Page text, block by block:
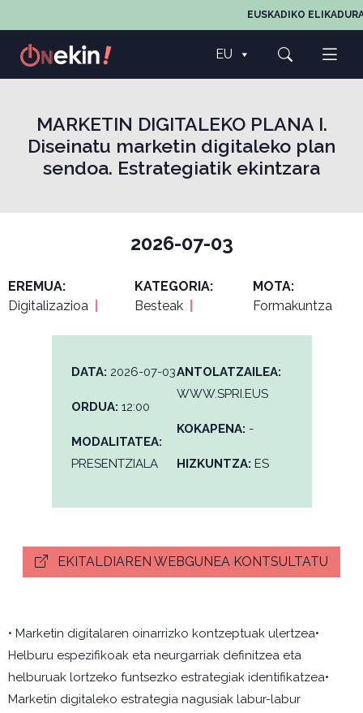
EUSKADIKO
EU
MARKETIN DIGITALEKO PLANA I.
Diseinatu marketin digitaleko plan
sendoa. Estrategiatik ekintzara
2026-07-03
EREMUA:
Digitalizazioa
KATEGORIA:
Besteak
MOTA:
Formakuntza
DATA: 2026-07-03
ORDUA: 12:00
MODALITATEA:
PRESENTZIALA
ANTOLATZAILEA:
WWW.SPRI.EUS
KOKAPENA: -
HIZKUNTZA: ES
EKITALDIAREN WEBGUNEA KONTSULTATU
• Marketin digitalaren oinarrizko kontzeptuak ulertzea•
Helburu espezifikoak eta neurgarriak definitzea eta
helburuak lortzeko funtsezko estrategiak identifikatzea•
Marketin digitaleko estrategia nagusiak labur-labur